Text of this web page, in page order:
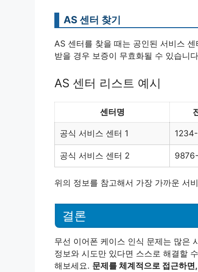
AS 센터 찾기
AS 센터를 찾을 때는 공인된 서비스
받을 경우 보증이 무효화될 수 있습니
AS 센터 리스트 예시
센터명
공식 서비스 센터 1
공식 서비스 센터 2
위의 정보를 참고해서 가장 가까운 서
결론
무선 이어폰 케이스 인식 문제는 많은
정보와 시도만 있다면 스스로 해결할
해보세요. 문제를 체계적으로 접근하